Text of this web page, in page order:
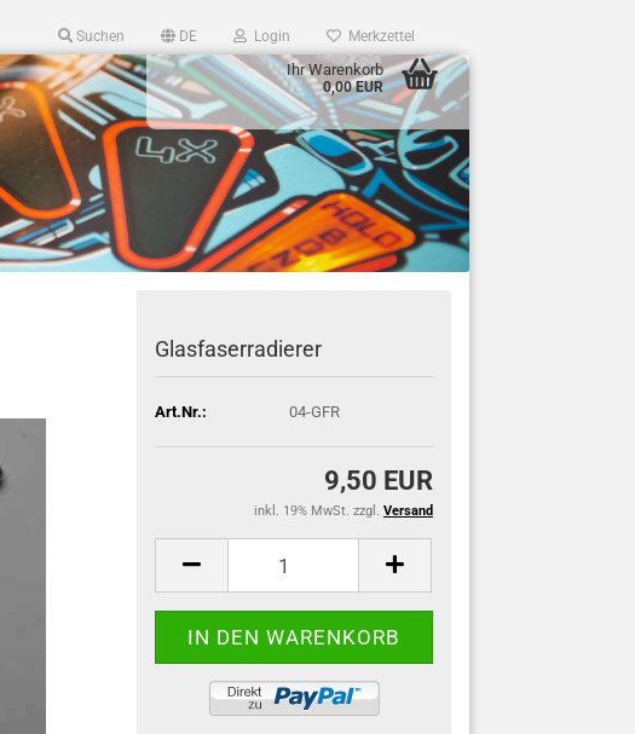
Suchen DE Login Merkzettel
Ihr Warenkorb
0,00 EUR
Glasfaserradierer
Art.Nr.: 04-GFR
9,50 EUR
inkl. 19% MwSt. zzgl. Versand